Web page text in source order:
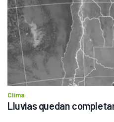
Clima
Lluvias quedan